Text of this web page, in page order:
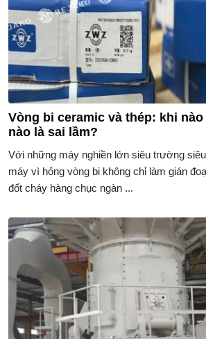
Vòng bi ceramic và thép: khi
nào là sai lầm?
Với những máy nghiền lớn siêu trường
máy vì hỏng vòng bi không chỉ làm gián
đốt cháy hàng chục ngàn ...